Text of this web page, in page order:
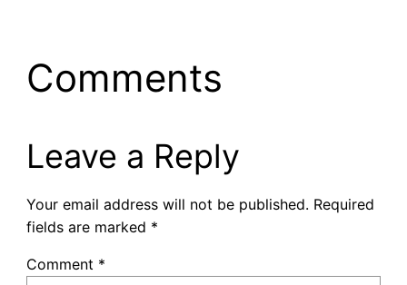
Comments
Leave a Reply
Your email address will not be published. Required
fields are marked *
Comment *